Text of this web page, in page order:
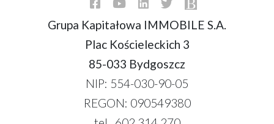
Grupa Kapitałowa IMMOBILE S.A.
Plac Kościeleckich 3
85-033 Bydgoszcz
NIP: 554-030-90-05
REGON: 090549380